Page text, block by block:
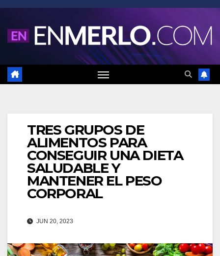
Saltar
contenido
TRES GRUPOS DE
ALIMENTOS PARA
CONSEGUIR UNA DIETA
SALUDABLE Y
MANTENER EL PESO
CORPORAL
JUN 20, 2023